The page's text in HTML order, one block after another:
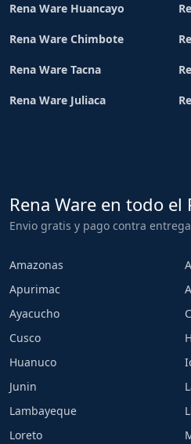
Rena Ware Huancayo
Rena Ware Chimbote
Rena Ware Tacna
Rena Ware Juliaca
Rena Ware en todo el
Envio gratis y pago contra
Amazonas
Apurimac
Ayacucho
Cusco
Huanuco
Junin
Lambayeque
Loreto